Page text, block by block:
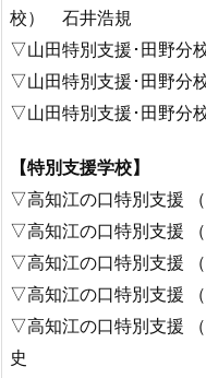
校） 石井浩規
▽山田特別支援･田野分
▽山田特別支援･田野分
▽山田特別支援･田野分
【特別支援学校】
▽高知江の口特別支援
▽高知江の口特別支援
▽高知江の口特別支援
▽高知江の口特別支援
▽高知江の口特別支援
史